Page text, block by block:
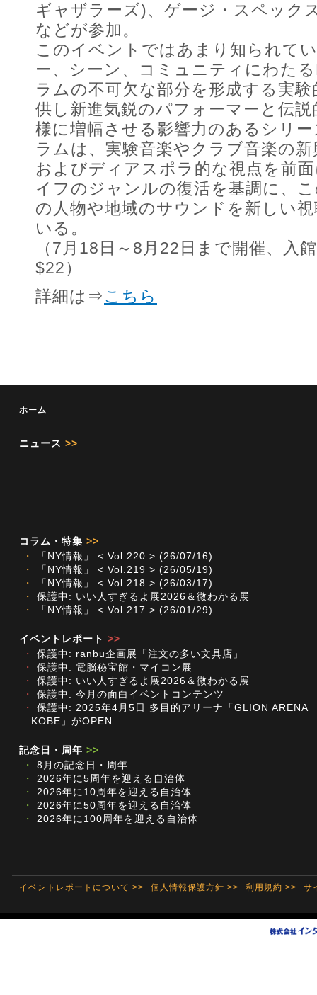
ギャザラーズ)、ゲージ・スペック
などが参加。
このイベントではあまり知られて
ー、シーン、コミュニティにわた
ラムの不可欠な部分を形成する実
供し新進気鋭のパフォーマーと伝
様に増幅させる影響力のあるシリ
ラムは、実験音楽やクラブ音楽の
およびディアスポラ的な視点を前
イフのジャンルの復活を基調に、
の人物や地域のサウンドを新しい
いる。
（7月18日～8月22日まで開催、入
$22）
詳細は⇒こちら
ホーム
ニュース >>
コラム・特集 >>
・
「NY情報」 < Vol.220 > (26/07/16)
・
「NY情報」 < Vol.219 > (26/05/19)
・
「NY情報」 < Vol.218 > (26/03/17)
・
保護中: いい人すぎるよ展2026＆微わかる展
・
「NY情報」 < Vol.217 > (26/01/29)
イベントレポート >>
・
保護中: ranbu企画展「注文の多い文具店」
・
保護中: 電脳秘宝館・マイコン展
・
保護中: いい人すぎるよ展2026＆微わかる展
・
保護中: 今月の面白イベントコンテンツ
・
保護中: 2025年4月5日 多目的アリーナ「GLION ARENA
KOBE」がOPEN
記念日・周年 >>
・
8月の記念日・周年
・
2026年に5周年を迎える自治体
・
2026年に10周年を迎える自治体
・
2026年に50周年を迎える自治体
・
2026年に100周年を迎える自治体
イベントレポートについて >> 個人情報保護方針 >> 利用規約 >> サ